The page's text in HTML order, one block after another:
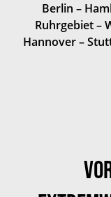
Berlin –
Ruhrgebiet –
Hannover –